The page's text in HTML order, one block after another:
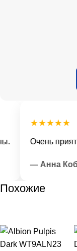
★★★★★
Очень
— Анна
Похожие